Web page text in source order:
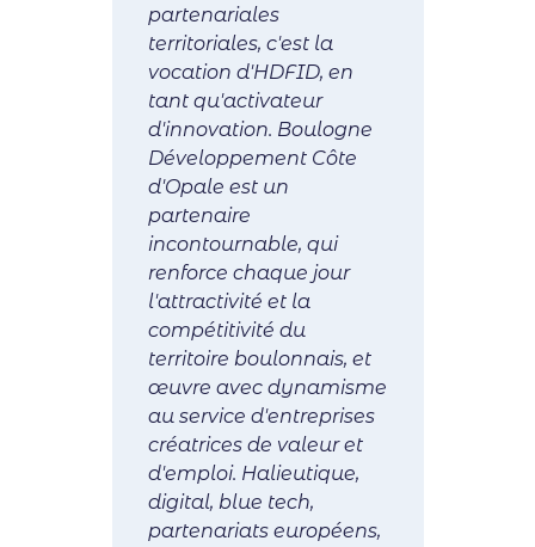
partenariales
territoriales, c'est la
vocation d'HDFID, en
tant qu'activateur
d'innovation. Boulogne
Développement Côte
d'Opale est un
partenaire
incontournable, qui
renforce chaque jour
l'attractivité et la
compétitivité du
territoire boulonnais, et
œuvre avec dynamisme
au service d'entreprises
créatrices de valeur et
d'emploi. Halieutique,
digital, blue tech,
partenariats européens,